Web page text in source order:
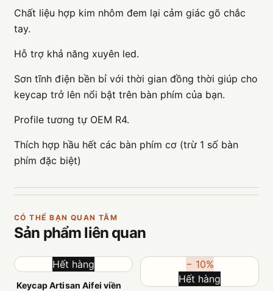
Chất liệu hợp kim nhôm đem lại cảm giác gõ chắc
tay.
Hỗ trợ khả năng xuyên led.
Sơn tĩnh điện bền bỉ với thời gian đồng thời giúp cho
keycap trở lên nổi bật trên bàn phím của bạn.
Profile tương tự OEM R4.
Thích hợp hầu hết các bàn phím cơ (trừ 1 số bàn
phím đặc biệt)
CÓ THỂ BẠN QUAN TÂM
Sản phẩm liên quan
Hết hàng
Keycap Artisan Aifei viền
− 10%
Hết hàng